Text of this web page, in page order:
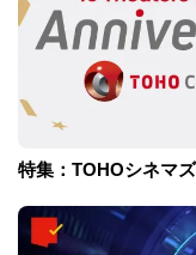
特集：TOHOシネマ